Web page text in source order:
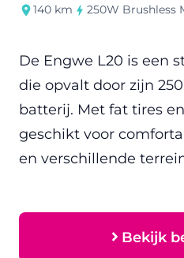
140 km 250W Brushless
De Engwe L20 is een
die opvalt door zijn
batterij. Met fat tires
geschikt voor
en verschillende
Bekijk